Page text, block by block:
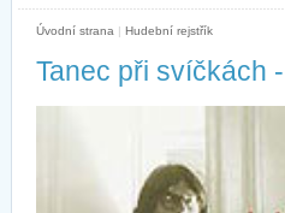
Úvodní strana | Hudební rejstřík
Tanec při svíčkách